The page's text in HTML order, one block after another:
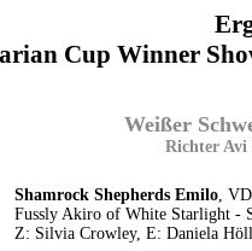
Cup Winner
Weißer
Richter
Shamrock Shepherds Emilo,
Fussly Akiro of White Starlight -
Z: Silvia Crowley, E: Daniela